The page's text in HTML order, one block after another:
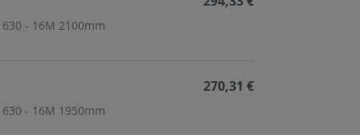
- 16M 2100mm
- 16M 1950mm
270,31 €